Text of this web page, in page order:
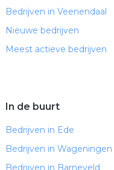
Bedrijven in Veenendaal
Nieuwe bedrijven
Meest actieve bedrijven
In de buurt
Bedrijven in Ede
Bedrijven in Wageningen
Bedrijven in Barneveld